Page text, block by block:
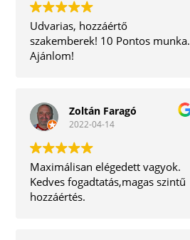
Udvarias, hozzáértő
szakemberek! 10 Pontos munka.
Ajánlom!
Zoltán Faragó
2022-04-14
Maximálisan elégedett vagyok.
Kedves fogadtatás,magas szintű
hozzáértés.